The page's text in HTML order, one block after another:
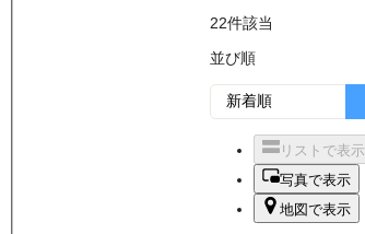
22件該当
並び順
リストで表示
写真で表示
地図で表示